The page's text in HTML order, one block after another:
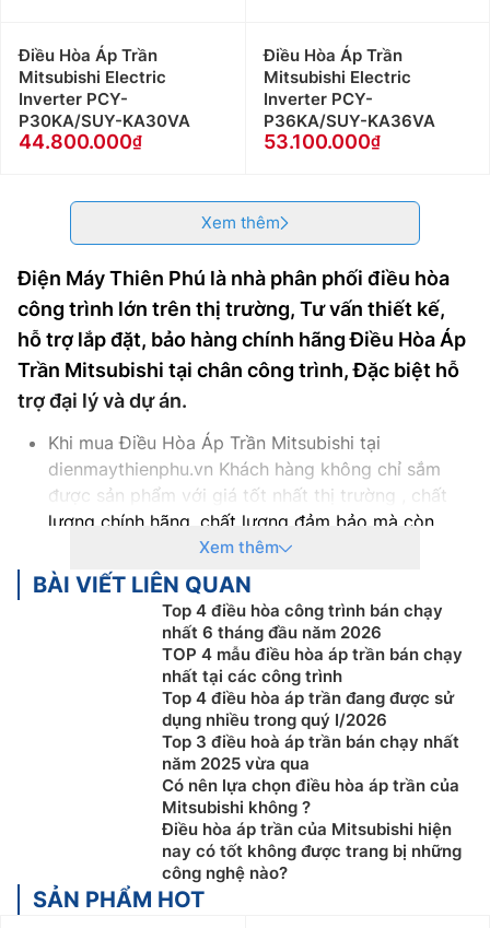
Điều Hòa Áp Trần
Mitsubishi Electric
Inverter PCY-
P30KA/SUY-KA30VA
44.800.000
Điều Hòa Áp Trần
Mitsubishi Electric
Inverter PCY-
P36KA/SUY-KA36VA
53.100.000
Xem thêm
Điện Máy Thiên Phú là nhà phân phối điều hòa
công trình lớn trên thị trường, Tư vấn thiết kế,
hỗ trợ lắp đặt, bảo hàng chính hãng Điều Hòa Áp
Trần Mitsubishi tại chân công trình, Đặc biệt hỗ
trợ đại lý và dự án.
Khi mua Điều Hòa Áp Trần Mitsubishi tại
dienmaythienphu.vn Khách hàng không chỉ sắm
được sản phẩm với giá tốt nhất thị trường , chất
lượng chính hãng, chất lượng đảm bảo mà còn
nhận được rất nhiều chính sách ưu đãi cho khác:
Cam kết Giá Điều Hòa Áp Trần Mitsubishi tốt nhất
thị trường với 100% sản phẩm chính hãng
Thanh toán khi mua Điều Hòa Áp Trần Mitsubishi
thuận tiện, bằng tiền mặt, Sec hoặc chuyển khoản
Để được tư vấn miễn phí, hỗ trợ kỹ thuật, hướng
dẫn sử dụng quý khách hàng vui lòng liên hệ:
Nếu khách hàng có như cầu mua Điều Hòa Áp Trần
Mitsubishi số lượng lớn, hoặc Đại lý bán buôn vui
lòng liên hệ: 0983262323 để nhận được tư vấn về
giá cũng như hỗ trợ tốt nhất
Khách hàng là nhà thầu, Xây dựng công trình lớn
muốn hỗ trợ về thiết kế, tư vấn về kỹ thuật cũng
như cần kỹ thuật viên thi công lắp đặt tại công
Xem thêm
BÀI VIẾT LIÊN QUAN
Top 4 điều hòa công trình bán chạy
nhất 6 tháng đầu năm 2026
TOP 4 mẫu điều hòa áp trần bán chạy
nhất tại các công trình
Top 4 điều hòa áp trần đang được sử
dụng nhiều trong quý I/2026
Top 3 điều hoà áp trần bán chạy nhất
năm 2025 vừa qua
Có nên lựa chọn điều hòa áp trần của
Mitsubishi không ?
Điều hòa áp trần của Mitsubishi hiện
nay có tốt không được trang bị những
công nghệ nào?
SẢN PHẨM HOT